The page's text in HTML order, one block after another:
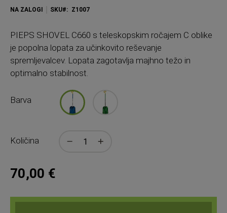
NA ZALOGI SKU Z1007
PIEPS SHOVEL C660 s teleskopskim ročajem C oblike
je popolna lopata za učinkovito reševanje
spremljevalcev. Lopata zagotavlja majhno težo in
optimalno stabilnost.
Barva
Količina
70,00 €